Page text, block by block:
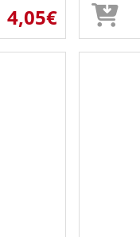
4,05€